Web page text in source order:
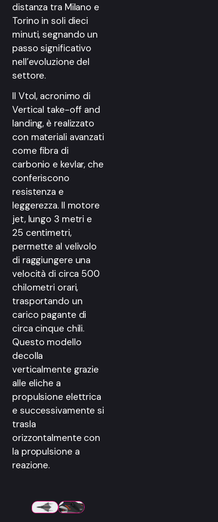
distanza tra Milano e
Torino in soli dieci
minuti, segnando un
passo significativo
nell’evoluzione del
settore.
Il Vtol, acronimo di
Vertical take-off and
landing, è realizzato
con materiali avanzati
come fibra di
carbonio e kevlar, che
conferiscono
resistenza e
leggerezza. Il motore
jet, lungo 3 metri e
25 centimetri,
permette al velivolo
di raggiungere una
velocità di circa 500
chilometri orari,
trasportando un
carico pagante di
circa cinque chili.
Questo modello
decolla
verticalmente grazie
alle eliche a
propulsione elettrica
e successivamente si
trasla
orizzontalmente con
la propulsione a
reazione.